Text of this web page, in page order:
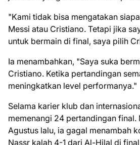
"Kami tidak bisa mengatakan
Messi atau Cristiano. Tetapi jika
untuk bermain di final, saya pilih
Ia menambahkan, "Saya suka
Cristiano. Ketika pertandingan
meningkatkan level performanya."
Selama karier klub dan
memenangi 24 pertandingan final.
Agustus lalu, ia gagal menambah
Nassr kalah 4-1 dari Al-Hilal di